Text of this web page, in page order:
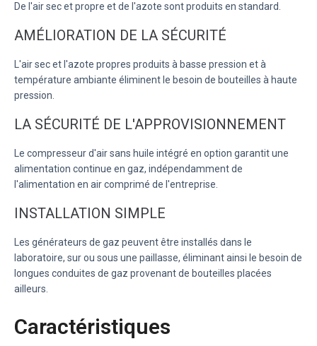
De l'air sec et propre et de l'azote sont produits en standard.
AMÉLIORATION DE LA SÉCURITÉ
L'air sec et l'azote propres produits à basse pression et à
température ambiante éliminent le besoin de bouteilles à haute
pression.
LA SÉCURITÉ DE L'APPROVISIONNEMENT
Le compresseur d'air sans huile intégré en option garantit une
alimentation continue en gaz, indépendamment de
l'alimentation en air comprimé de l'entreprise.
INSTALLATION SIMPLE
Les générateurs de gaz peuvent être installés dans le
laboratoire, sur ou sous une paillasse, éliminant ainsi le besoin de
longues conduites de gaz provenant de bouteilles placées
ailleurs.
Caractéristiques